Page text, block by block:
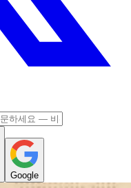
Google